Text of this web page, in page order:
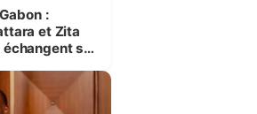
:
et Zita
sur
enfants